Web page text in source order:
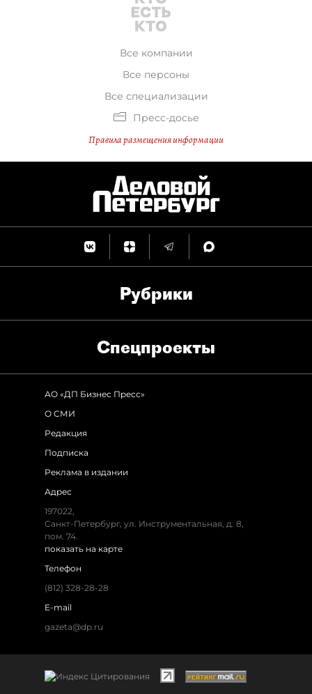
Все компании
Все персоны
Все специализации
Пресс-досье
Правила размещения информации
Рубрики
Спец­проекты
АО «ДП Бизнес Пресс»
О СМИ
Редакция
Подписка
Реклама в издании
Адрес
197022,
Санкт-Петербург, ул. Инструментальная, д. 8,
пом. 74.
показать на карте
Телефон
(812) 328-28-28
E-mail
gazeta@dp.ru